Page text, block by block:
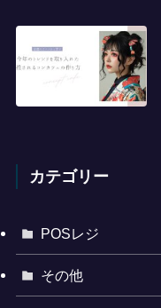
カテゴリー
POSレジ
その他